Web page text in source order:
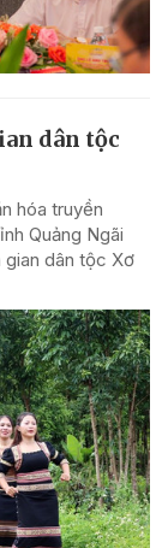
dân tộc
hóa truyền
Quảng Ngãi
gian dân tộc Xơ